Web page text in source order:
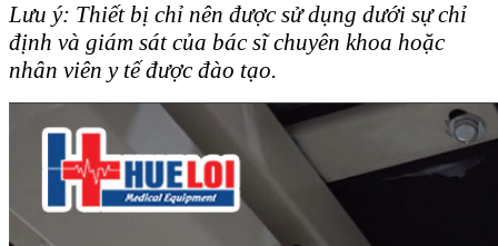
Lưu ý: Thiết bị chỉ nên được sử dụng dưới sự chỉ
định và giám sát của bác sĩ chuyên khoa hoặc
nhân viên y tế được đào tạo.